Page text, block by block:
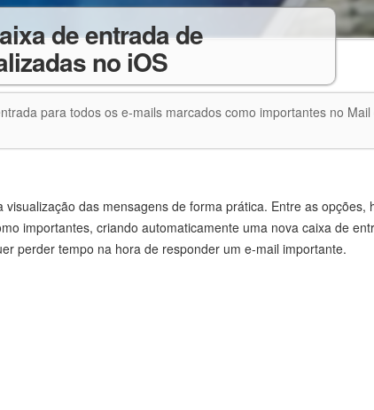
de entrada de
no iOS
para todos os e-mails marcados como importantes no Mail
das mensagens de forma prática. Entre as opções,
importantes, criando automaticamente uma nova caixa de
perder tempo na hora de responder um e-mail importante.